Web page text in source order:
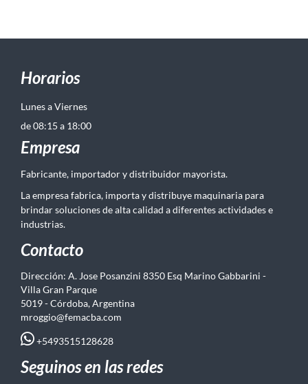
Horarios
Lunes a Viernes
de 08:15 a 18:00
Empresa
Fabricante, importador y distribuidor mayorista.
La empresa fabrica, importa y distribuye maquinaria para
brindar soluciones de alta calidad a diferentes actividades e
industrias.
Contacto
Dirección: A. Jose Posanzini 8350 Esq Marino Gabbarini -
Villa Gran Parque
5019 - Córdoba, Argentina
mroggio@femacba.com
+5493515128628
Seguinos en las redes